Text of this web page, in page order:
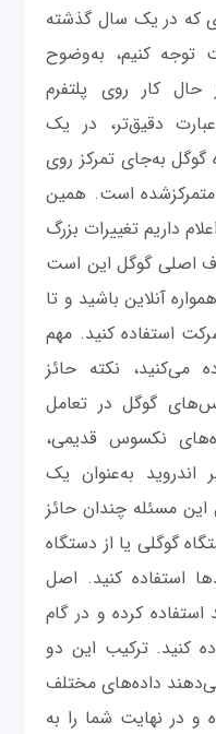
که در یک سال گذشته
توجه کنیم، به‌وضوح
کار روی پلتفرم
دقیق‌تر، در یک
به‌جای تمرکز روی
است. همین
داریم تغییرات بزرگ
اصلی گوگل این است
آنلاین باشید و تا
استفاده کنید. مهم
می‌کنید، نکته حائز
گوگل در تعامل
نکسوس قدیمی،
اندروید به‌عنوان یک
مسئله چندان حائز
گوگلی یا از دستگاه
استفاده کنید. اصل
کرده و در گام
کنید. ترکیب این دو
می‌دهند داده‌های مختلف
در نهایت شما را به